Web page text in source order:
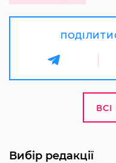
Вибір редакції